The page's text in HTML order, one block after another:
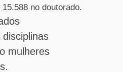
no doutorado.
mulheres